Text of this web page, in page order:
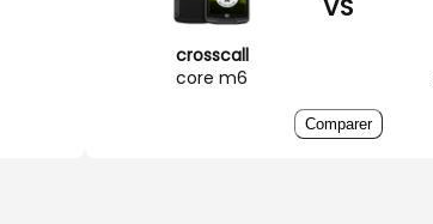
crosscall
core m6
VS
Comparer